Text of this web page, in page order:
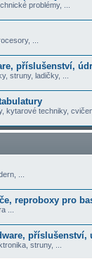
problémy, ...
...
příslušenství,
struny, ladičky, ...
kytarové techniky,
...
reproboxy pro
...
příslušenství,
struny, ...